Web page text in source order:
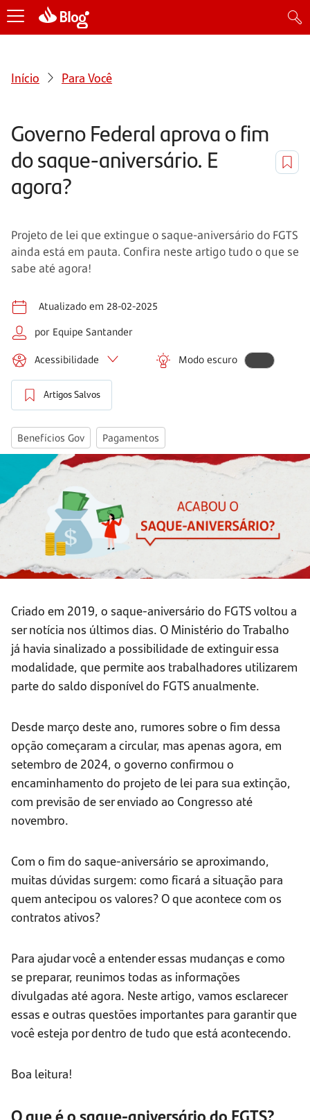
Início Para Você
Governo Federal aprova o fim
do saque-aniversário. E
agora?
Projeto de lei que extingue o saque-aniversário do FGTS
ainda está em pauta. Confira neste artigo tudo o que se
sabe até agora!
Atualizado em 28-02-2025
por Equipe Santander
Acessibilidade Modo escuro
Artigos Salvos
Benefícios Gov Pagamentos
Criado em 2019, o saque-aniversário do FGTS voltou a
ser notícia nos últimos dias. O Ministério do Trabalho
já havia sinalizado a possibilidade de extinguir essa
modalidade, que permite aos trabalhadores utilizarem
parte do saldo disponível do FGTS anualmente.
Desde março deste ano, rumores sobre o fim dessa
opção começaram a circular, mas apenas agora, em
setembro de 2024, o governo confirmou o
encaminhamento do projeto de lei para sua extinção,
com previsão de ser enviado ao Congresso até
novembro.
Com o fim do saque-aniversário se aproximando,
muitas dúvidas surgem: como ficará a situação para
quem antecipou os valores? O que acontece com os
contratos ativos?
Para ajudar você a entender essas mudanças e como
se preparar, reunimos todas as informações
divulgadas até agora. Neste artigo, vamos esclarecer
essas e outras questões importantes para garantir que
você esteja por dentro de tudo que está acontecendo.
Boa leitura!
O que é o saque-aniversário do FGTS?